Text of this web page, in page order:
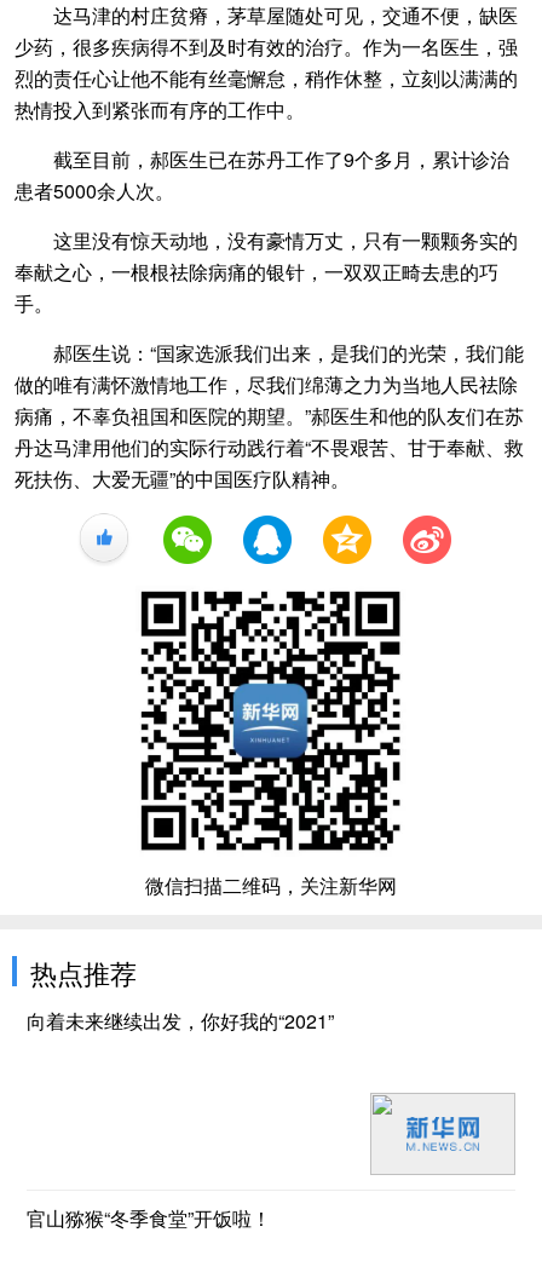
达马津的村庄贫瘠，茅草屋随处可见，交通不便，缺医
少药，很多疾病得不到及时有效的治疗。作为一名医生，强
烈的责任心让他不能有丝毫懈怠，稍作休整，立刻以满满的
热情投入到紧张而有序的工作中。
截至目前，郝医生已在苏丹工作了9个多月，累计诊治
患者5000余人次。
这里没有惊天动地，没有豪情万丈，只有一颗颗务实的
奉献之心，一根根祛除病痛的银针，一双双正畸去患的巧
手。
郝医生说：“国家选派我们出来，是我们的光荣，我们能
做的唯有满怀激情地工作，尽我们绵薄之力为当地人民祛除
病痛，不辜负祖国和医院的期望。”郝医生和他的队友们在苏
丹达马津用他们的实际行动践行着“不畏艰苦、甘于奉献、救
死扶伤、大爱无疆”的中国医疗队精神。
+1
微信扫描二维码，关注新华网
热点推荐
向着未来继续出发，你好我的“2021”
官山猕猴“冬季食堂”开饭啦！